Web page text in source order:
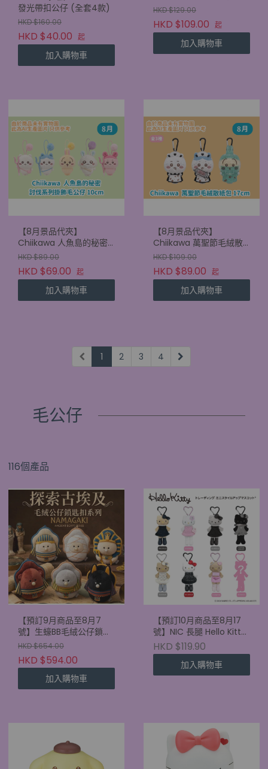
發光帶扣公仔 (全套4款)
HKD $160.00
HKD $40.00 起
加入購物車
昆布掛帶 毛絨斜孭袋
22.5cm
HKD $129.00
HKD $109.00 起
加入購物車
【8月景品代夾】
Chiikawa 人魚島的秘密
討伐系列掛飾毛公仔
10cm
HKD $89.00
HKD $69.00 起
加入購物車
【8月景品代夾】
Chiikawa 萬聖節毛絨散
紙包 17cm
HKD $109.00
HKD $89.00 起
加入購物車
1 2 3 4
毛公仔
116個產品
【預訂9月商品至8月7
號】生蠔BB毛絨公仔鎖匙
扣 古埃及盲盒 (原盒6款)
HKD $654.00
HKD $594.00
加入購物車
【預訂10月商品至8月17
號】NIC 長腿 Hello Kitty
盲盒 mini 版 (單盒)
HKD $119.90
加入購物車